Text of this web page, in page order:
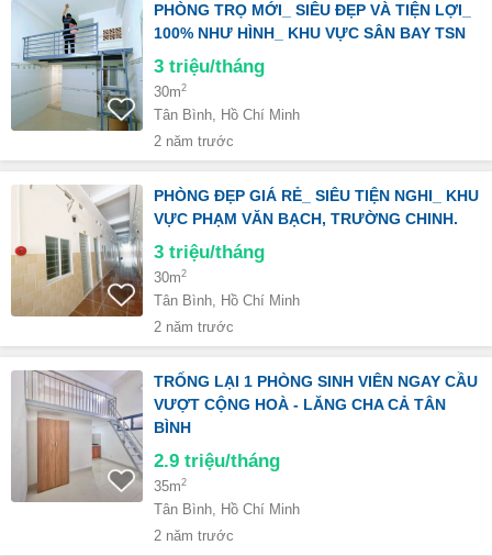
PHÒNG TRỌ MỚI_ SIÊU ĐẸP VÀ TIỆN LỢI_
100% NHƯ HÌNH_ KHU VỰC SÂN BAY TSN
3 triệu/tháng
30m2
Tân Bình, Hồ Chí Minh
2 năm trước
PHÒNG ĐẸP GIÁ RẺ_ SIÊU TIỆN NGHI_ KHU
VỰC PHẠM VĂN BẠCH, TRƯỜNG CHINH.
3 triệu/tháng
30m2
Tân Bình, Hồ Chí Minh
2 năm trước
TRỐNG LẠI 1 PHÒNG SINH VIÊN NGAY CẦU
VƯỢT CỘNG HOÀ - LĂNG CHA CẢ TÂN
BÌNH
2.9 triệu/tháng
35m2
Tân Bình, Hồ Chí Minh
2 năm trước